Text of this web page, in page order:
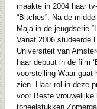
maakte in 2004 haar
“Bitches”. Na de
Maja in de jeugdserie
Vanaf 2006 studeerde
Universiteit van
haar debuut in de film
voorstelling Waar gaat
zien. Haar rol in deze
voor Beste vrouwelijke
toneelstukken